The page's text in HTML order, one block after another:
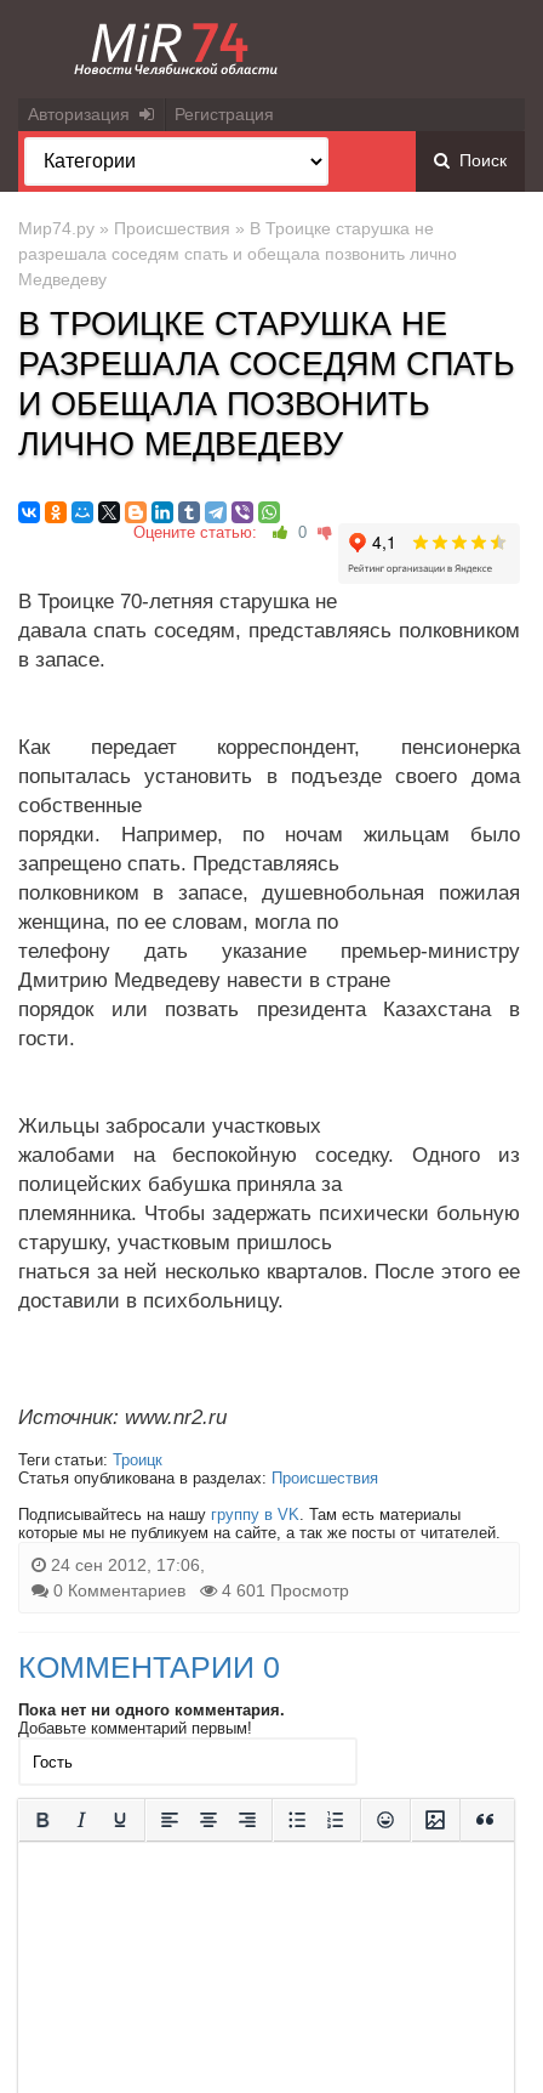
Авторизация Регистрация
Поиск
Мир74.ру » Происшествия » В Троицке старушка не
разрешала соседям спать и обещала позвонить лично
Медведеву
В ТРОИЦКЕ СТАРУШКА НЕ
РАЗРЕШАЛА СОСЕДЯМ СПАТЬ
И ОБЕЩАЛА ПОЗВОНИТЬ
ЛИЧНО МЕДВЕДЕВУ
Оцените статью: 0
В Троицке 70-летняя старушка не
давала спать соседям, представляясь полковником
в запасе.
Как передает корреспондент, пенсионерка
попыталась установить в подъезде своего дома
собственные
порядки. Например, по ночам жильцам было
запрещено спать. Представляясь
полковником в запасе, душевнобольная пожилая
женщина, по ее словам, могла по
телефону дать указание премьер-министру
Дмитрию Медведеву навести в стране
порядок или позвать президента Казахстана в
гости.
Жильцы забросали участковых
жалобами на беспокойную соседку. Одного из
полицейских бабушка приняла за
племянника. Чтобы задержать психически больную
старушку, участковым пришлось
гнаться за ней несколько кварталов. После этого ее
доставили в психбольницу.
Источник: www.nr2.ru
Теги статьи: Троицк
Статья опубликована в разделах: Происшествия
Подписывайтесь на нашу группу в VK. Там есть материалы
которые мы не публикуем на сайте, а так же посты от читателей.
24 сен 2012, 17:06,
0 Комментариев
4 601 Просмотр
КОММЕНТАРИИ 0
Пока нет ни одного комментария.
Добавьте комментарий первым!